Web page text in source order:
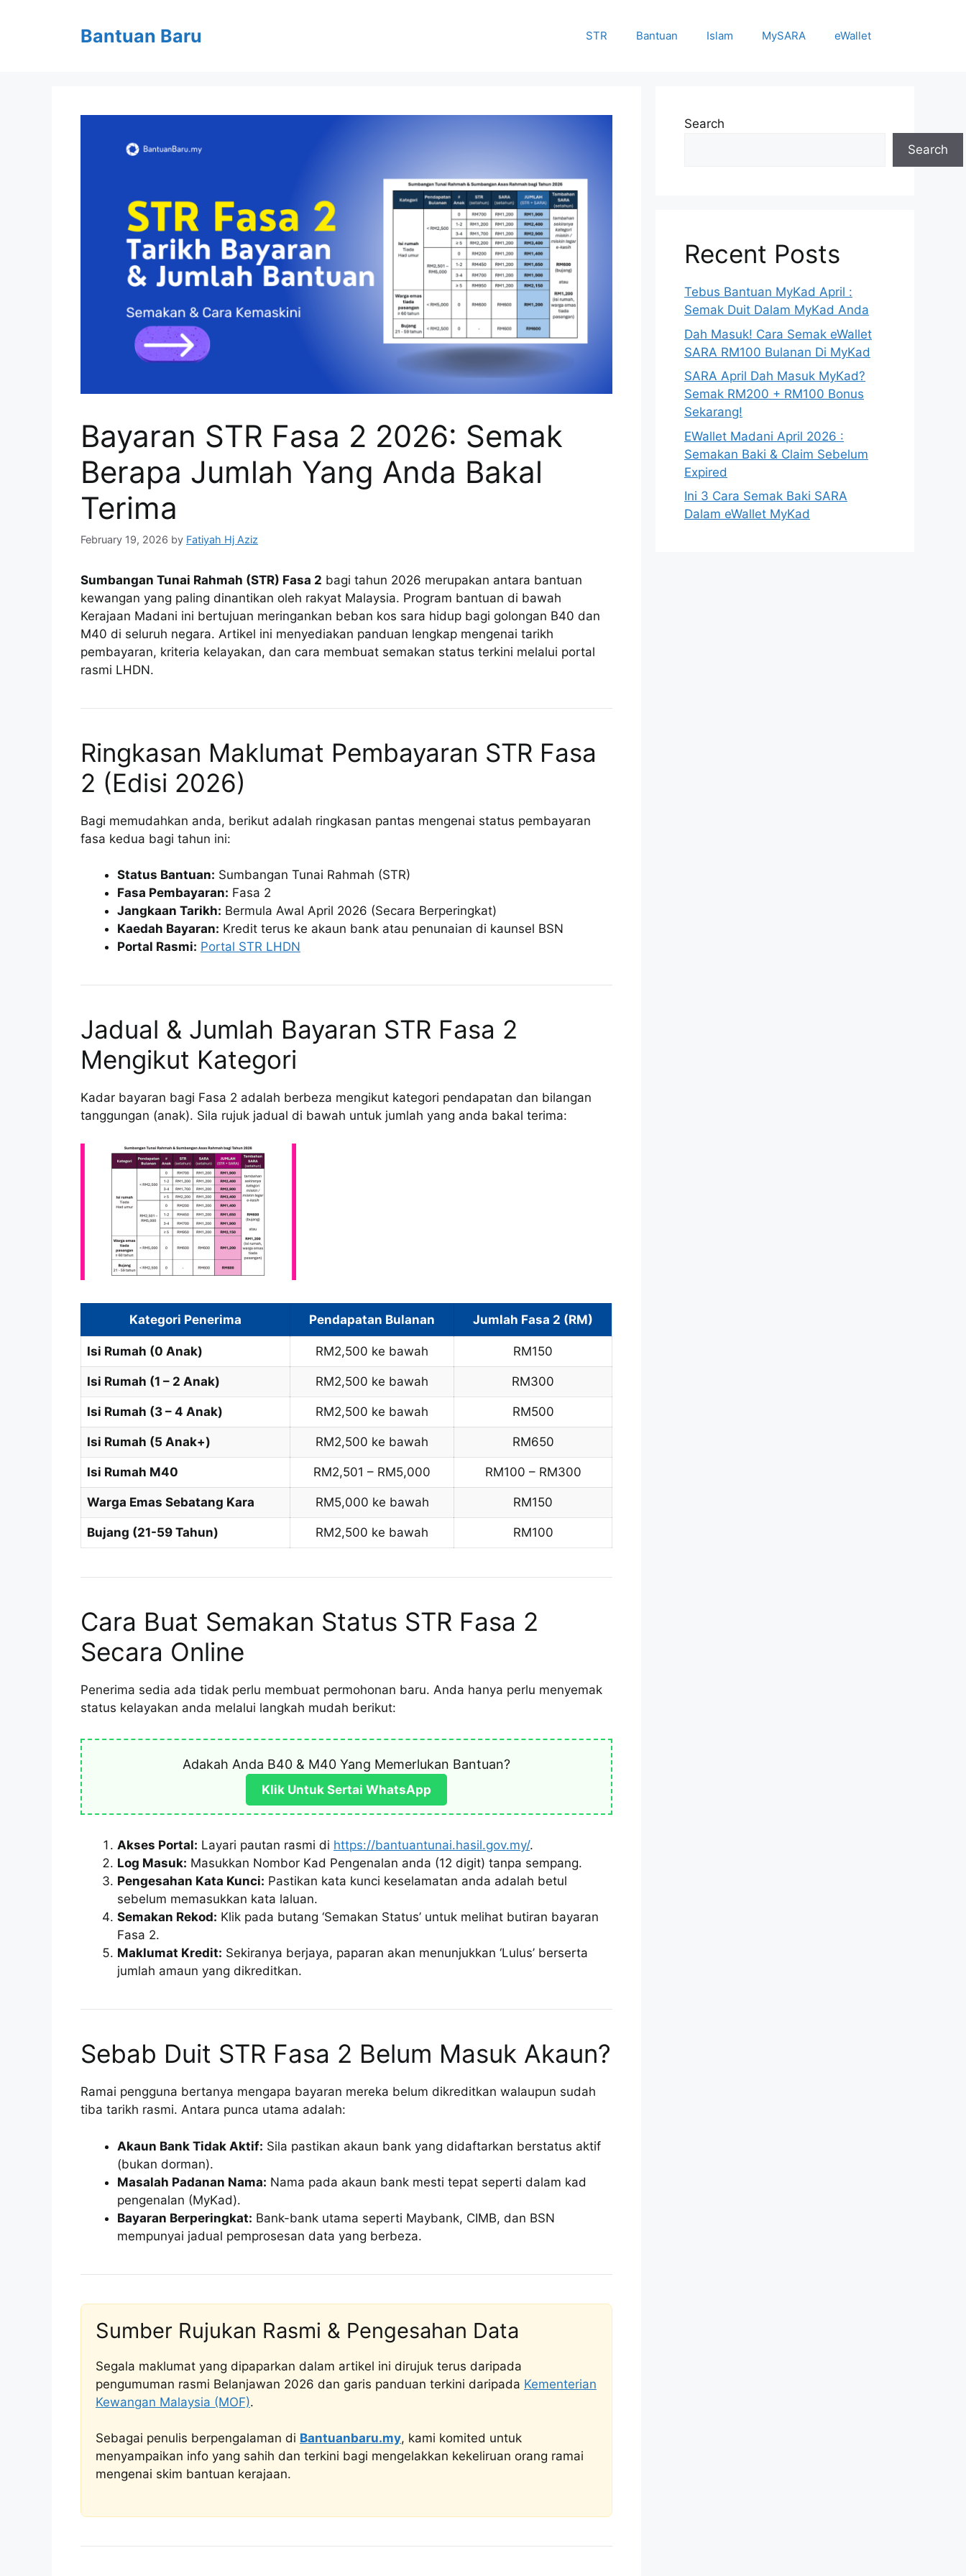
Bantuan Baru STR Bantuan Islam MySARA eWallet
Bayaran STR Fasa 2 2026: Semak
Berapa Jumlah Yang Anda Bakal
Terima
February 19, 2026 by Fatiyah Hj Aziz
Sumbangan Tunai Rahmah (STR) Fasa 2 bagi tahun 2026 merupakan antara bantuan
kewangan yang paling dinantikan oleh rakyat Malaysia. Program bantuan di bawah
Kerajaan Madani ini bertujuan meringankan beban kos sara hidup bagi golongan B40 dan
M40 di seluruh negara. Artikel ini menyediakan panduan lengkap mengenai tarikh
pembayaran, kriteria kelayakan, dan cara membuat semakan status terkini melalui portal
rasmi LHDN.
Ringkasan Maklumat Pembayaran STR Fasa
2 (Edisi 2026)
Bagi memudahkan anda, berikut adalah ringkasan pantas mengenai status pembayaran
fasa kedua bagi tahun ini:
Status Bantuan: Sumbangan Tunai Rahmah (STR)
Fasa Pembayaran: Fasa 2
Jangkaan Tarikh: Bermula Awal April 2026 (Secara Berperingkat)
Kaedah Bayaran: Kredit terus ke akaun bank atau penunaian di kaunsel BSN
Portal Rasmi: Portal STR LHDN
Jadual & Jumlah Bayaran STR Fasa 2
Mengikut Kategori
Kadar bayaran bagi Fasa 2 adalah berbeza mengikut kategori pendapatan dan bilangan
tanggungan (anak). Sila rujuk jadual di bawah untuk jumlah yang anda bakal terima:
Kategori Penerima Pendapatan Bulanan Jumlah Fasa 2 (RM)
Isi Rumah (0 Anak) RM2,500 ke bawah RM150
Isi Rumah (1 – 2 Anak) RM2,500 ke bawah RM300
Isi Rumah (3 – 4 Anak) RM2,500 ke bawah RM500
Isi Rumah (5 Anak+) RM2,500 ke bawah RM650
Isi Rumah M40 RM2,501 – RM5,000 RM100 – RM300
Warga Emas Sebatang Kara RM5,000 ke bawah RM150
Bujang (21-59 Tahun) RM2,500 ke bawah RM100
Cara Buat Semakan Status STR Fasa 2
Secara Online
Penerima sedia ada tidak perlu membuat permohonan baru. Anda hanya perlu menyemak
status kelayakan anda melalui langkah mudah berikut:
Adakah Anda B40 & M40 Yang Memerlukan Bantuan?
Klik Untuk Sertai WhatsApp
Akses Portal: Layari pautan rasmi di https://bantuantunai.hasil.gov.my/.
Log Masuk: Masukkan Nombor Kad Pengenalan anda (12 digit) tanpa sempang.
Pengesahan Kata Kunci: Pastikan kata kunci keselamatan anda adalah betul
sebelum memasukkan kata laluan.
Semakan Rekod: Klik pada butang ‘Semakan Status’ untuk melihat butiran bayaran
Fasa 2.
Maklumat Kredit: Sekiranya berjaya, paparan akan menunjukkan ‘Lulus’ berserta
jumlah amaun yang dikreditkan.
Sebab Duit STR Fasa 2 Belum Masuk Akaun?
Ramai pengguna bertanya mengapa bayaran mereka belum dikreditkan walaupun sudah
tiba tarikh rasmi. Antara punca utama adalah:
Akaun Bank Tidak Aktif: Sila pastikan akaun bank yang didaftarkan berstatus aktif
(bukan dorman).
Masalah Padanan Nama: Nama pada akaun bank mesti tepat seperti dalam kad
pengenalan (MyKad).
Bayaran Berperingkat: Bank-bank utama seperti Maybank, CIMB, dan BSN
mempunyai jadual pemprosesan data yang berbeza.
Sumber Rujukan Rasmi & Pengesahan Data
Segala maklumat yang dipaparkan dalam artikel ini dirujuk terus daripada
pengumuman rasmi Belanjawan 2026 dan garis panduan terkini daripada Kementerian
Kewangan Malaysia (MOF).
Sebagai penulis berpengalaman di Bantuanbaru.my, kami komited untuk
menyampaikan info yang sahih dan terkini bagi mengelakkan kekeliruan orang ramai
mengenai skim bantuan kerajaan.
Search
Search
Recent Posts
Tebus Bantuan MyKad April :
Semak Duit Dalam MyKad Anda
Dah Masuk! Cara Semak eWallet
SARA RM100 Bulanan Di MyKad
SARA April Dah Masuk MyKad?
Semak RM200 + RM100 Bonus
Sekarang!
EWallet Madani April 2026 :
Semakan Baki & Claim Sebelum
Expired
Ini 3 Cara Semak Baki SARA
Dalam eWallet MyKad